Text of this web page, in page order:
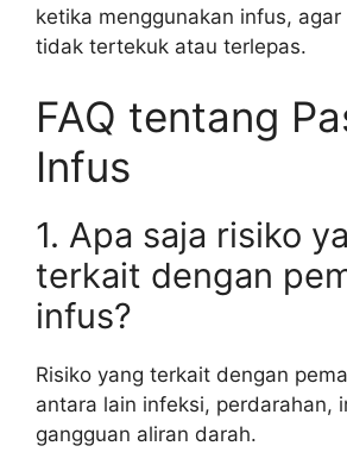
ketika menggunakan infus,
tidak tertekuk atau terlepas.
FAQ tentang
Infus
1. Apa saja risiko
terkait dengan
infus?
Risiko yang terkait dengan
antara lain infeksi, perdarahan,
gangguan aliran darah.